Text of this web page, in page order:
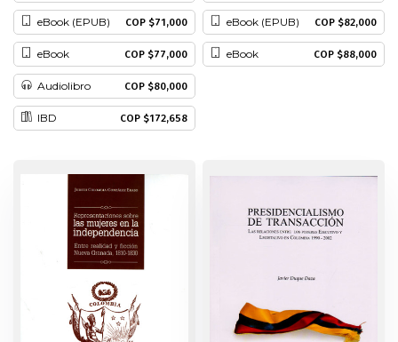
Educación
Estudios culturales
Estudios editoriales
Estudios regionales
Filosofía
Finanzas
eBook (EPUB) COP $71,000
eBook COP $77,000
IBD COP $172,658
Audiolibro COP $80,000
eBook (EPUB) COP $82,000
eBook COP $88,000